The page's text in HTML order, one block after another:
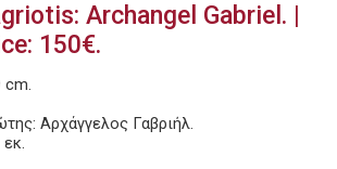
Archangel Gabriel. |
150€.
Αρχάγγελος Γαβριήλ.